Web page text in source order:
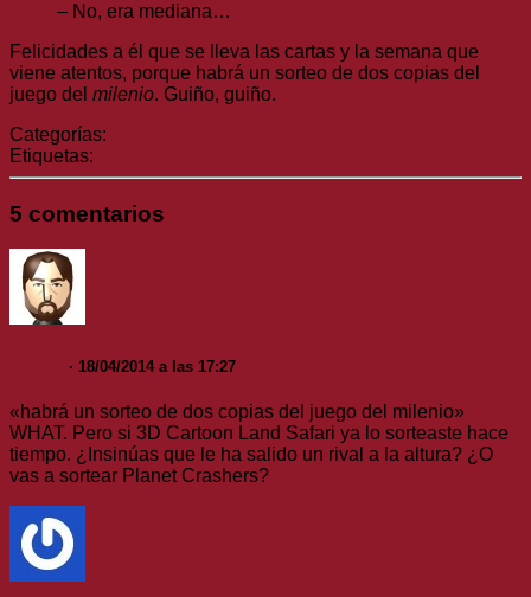
– No, era mediana…
Felicidades a él que se lleva las cartas y la semana que
viene atentos, porque habrá un sorteo de dos copias del
juego del milenio. Guiño, guiño.
Categorías:
Etiquetas:
5 comentarios
· 18/04/2014 a las 17:27
«habrá un sorteo de dos copias del juego del milenio»
WHAT. Pero si 3D Cartoon Land Safari ya lo sorteaste hace
tiempo. ¿Insinúas que le ha salido un rival a la altura? ¿O
vas a sortear Planet Crashers?